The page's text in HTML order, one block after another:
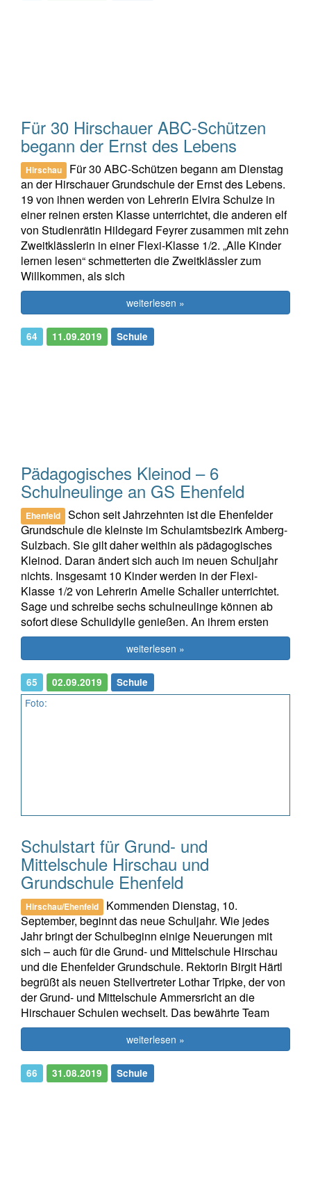
Für 30 Hirschauer ABC-Schützen
begann der Ernst des Lebens
Hirschau
Für 30 ABC-Schützen begann am Dienstag
an der Hirschauer Grundschule der Ernst des Lebens.
19 von ihnen werden von Lehrerin Elvira Schulze in
einer reinen ersten Klasse unterrichtet, die anderen elf
von Studienrätin Hildegard Feyrer zusammen mit zehn
Zweitklässlerin in einer Flexi-Klasse 1/2. „Alle Kinder
lernen lesen“ schmetterten die Zweitklässler zum
Willkommen, als sich
weiterlesen »
64 11.09.2019 Schule
Pädagogisches Kleinod – 6
Schulneulinge an GS Ehenfeld
Ehenfeld
Schon seit Jahrzehnten ist die Ehenfelder
Grundschule die kleinste im Schulamtsbezirk Amberg-
Sulzbach. Sie gilt daher weithin als pädagogisches
Kleinod. Daran ändert sich auch im neuen Schuljahr
nichts. Insgesamt 10 Kinder werden in der Flexi-
Klasse 1/2 von Lehrerin Amelie Schaller unterrichtet.
Sage und schreibe sechs schulneulinge können ab
sofort diese Schulidylle genießen. An ihrem ersten
weiterlesen »
65 02.09.2019 Schule
Foto:
Schulstart für Grund- und
Mittelschule Hirschau und
Grundschule Ehenfeld
Hirschau/Ehenfeld
Kommenden Dienstag, 10.
September, beginnt das neue Schuljahr. Wie jedes
Jahr bringt der Schulbeginn einige Neuerungen mit
sich – auch für die Grund- und Mittelschule Hirschau
und die Ehenfelder Grundschule. Rektorin Birgit Härtl
begrüßt als neuen Stellvertreter Lothar Tripke, der von
der Grund- und Mittelschule Ammersricht an die
Hirschauer Schulen wechselt. Das bewährte Team
weiterlesen »
66 31.08.2019 Schule